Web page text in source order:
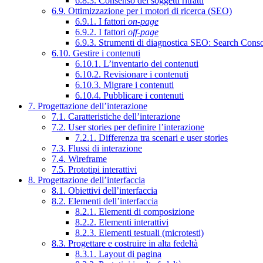
6.9. Ottimizzazione per i motori di ricerca (SEO)
6.9.1. I fattori on-page
6.9.2. I fattori off-page
6.9.3. Strumenti di diagnostica SEO: Search
6.10. Gestire i contenuti
6.10.1. L’inventario dei contenuti
6.10.2. Revisionare i contenuti
6.10.3. Migrare i contenuti
6.10.4. Pubblicare i contenuti
7. Progettazione dell’interazione
7.1. Caratteristiche dell’interazione
7.2. User stories per definire l’interazione
7.2.1. Differenza tra scenari e user stories
7.3. Flussi di interazione
7.4. Wireframe
7.5. Prototipi interattivi
8. Progettazione dell’interfaccia
8.1. Obiettivi dell’interfaccia
8.2. Elementi dell’interfaccia
8.2.1. Elementi di composizione
8.2.2. Elementi interattivi
8.2.3. Elementi testuali (microtesti)
8.3. Progettare e costruire in alta fedeltà
8.3.1. Layout di pagina